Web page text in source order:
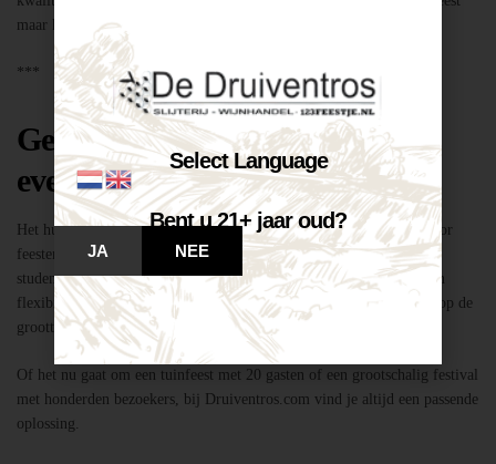
maar komen!
***
Geschikt voor elk type feest of
evenement
Het huren van een biertap in locatie Breda is niet alleen geschikt voor
feesten thuis, maar ook voor bedrijfsevenementen, buurtfeesten,
studentenfeestjes en verenigingsactiviteiten. Dankzij de mobiliteit en
flexibiliteit van onze tapinstallaties kunnen we moeiteloos inspelen op de
grootte en aard van elk evenement.
Of het nu gaat om een tuinfeest met 20 gasten of een grootschalig festival
met honderden bezoekers, bij Druiventros.com vind je altijd een passende
oplossing.
Select Language
Bent u 21+ jaar oud?
JA NEE